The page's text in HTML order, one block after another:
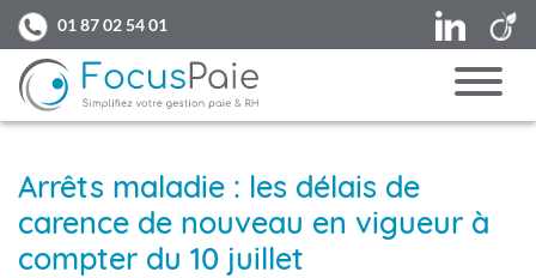
01 87 02 54 01 LinkedIn
Arrêts maladie : les délais de
carence de nouveau en vigueur à
compter du 10 juillet